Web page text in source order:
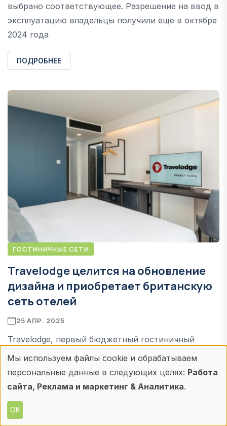
выбрано соответствующее. Разрешение на ввод в
эксплуатацию владельцы получили еще в октябре
2024 года
ПОДРОБНЕЕ
ГОСТИНИЧНЫЕ СЕТИ
Travelodge целится на обновление
дизайна и приобретает британскую
сеть отелей
25 АПР. 2025
Travelodge, первый бюджетный гостиничный
бренд Великобритании, который управляет более
чем 600 отелями на территории Великобритании,
а также в Ирландии и Испании, выкупает 11
планах - редизайн и прочие нововведения
Использование
персональных
данных
Мы используем файлы cookie и обрабатываем
персональные данные в следующих целях: Работа
сайта, Реклама и маркетинг & Аналитика.
ОК